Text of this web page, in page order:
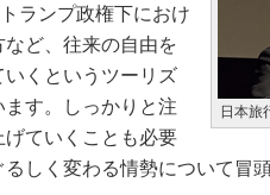
日本旅
ランプ政権下におけ
ど、往来の自由を
くというツーリズ
す。しっかりと注
ていくことも必要
しく変わる情勢について冒